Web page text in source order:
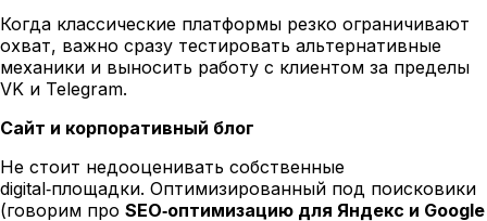
Когда классические платформы резко ограничивают
охват, важно сразу тестировать альтернативные
механики и выносить работу с клиентом за пределы
VK и Telegram.
Сайт и корпоративный блог
Не стоит недооценивать собственные
digital‑площадки. Оптимизированный под поисковики
(говорим про SEO‑оптимизацию для Яндекс и Google